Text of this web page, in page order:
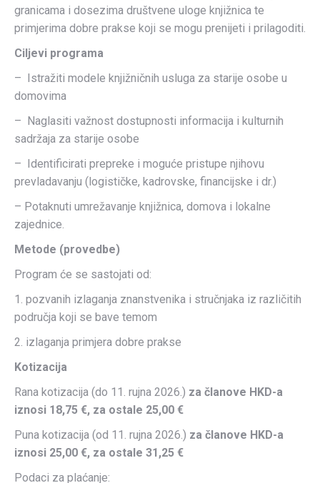
granicama i dosezima društvene uloge knjižnica te
primjerima dobre prakse koji se mogu prenijeti i prilagoditi.
Ciljevi programa
– Istražiti modele knjižničnih usluga za starije osobe u
domovima
– Naglasiti važnost dostupnosti informacija i kulturnih
sadržaja za starije osobe
– Identificirati prepreke i moguće pristupe njihovu
prevladavanju (logističke, kadrovske, financijske i dr.)
– Potaknuti umrežavanje knjižnica, domova i lokalne
zajednice.
Metode (provedbe)
Program će se sastojati od:
1. pozvanih izlaganja znanstvenika i stručnjaka iz različitih
područja koji se bave temom
2. izlaganja primjera dobre prakse
Kotizacija
Rana kotizacija (do 11. rujna 2026.) za članove HKD-a
iznosi 18,75 €, za ostale 25,00 €
Puna kotizacija (od 11. rujna 2026.) za članove HKD-a
iznosi 25,00 €, za ostale 31,25 €
Podaci za plaćanje: